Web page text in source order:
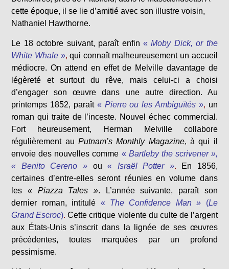
cette époque, il se lie d’amitié avec son illustre voisin,
Nathaniel Hawthorne.
Le 18 octobre suivant, paraît enfin «Moby Dick, or the
White Whale »,qui connaît malheureusement un accueil
médiocre. On attend en effet de Melville davantage de
légèreté et surtout du rêve, mais celui-ci a choisi
d’engager son œuvre dans une autre direction. Au
printemps 1852, paraît « Pierre ou les Ambiguïtés », un
roman qui traite de l’inceste. Nouvel échec commercial.
Fort heureusement, Herman Melville collabore
régulièrement auPutnam’s Monthly Magazine, à qui il
envoie des nouvelles comme « Bartleby the scrivener »,
« Benito Cereno »
ou « Israël Potter ».
En 1856,
certaines d’entre-elles seront réunies en volume dans
les« Piazza Tales ». L’année suivante, paraît son
dernier roman, intitulé « The Confidence Man » (Le
Grand Escroc).Cette critique violente du culte de l’argent
aux États-Unis s’inscrit dans la lignée de ses œuvres
précédentes, toutes marquées par un profond
pessimisme.